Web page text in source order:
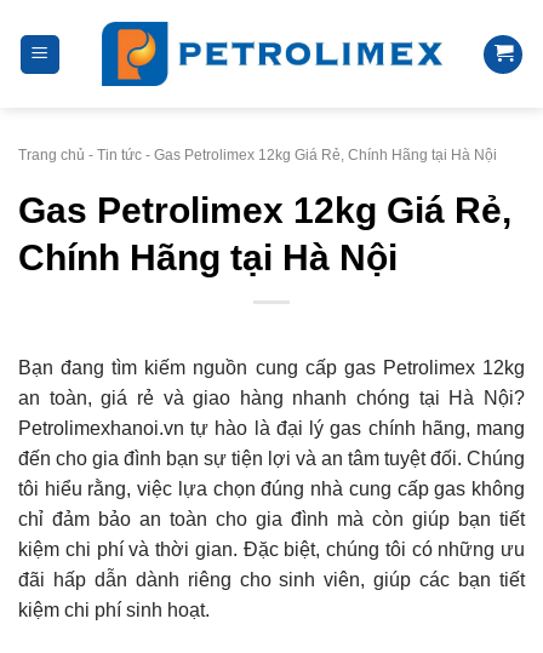
content
Trang chủ - Tin tức - Gas Petrolimex 12kg Giá Rẻ, Chính Hãng tại Hà Nội
Gas Petrolimex 12kg Giá Rẻ,
Chính Hãng tại Hà Nội
Bạn đang tìm kiếm nguồn cung cấp gas Petrolimex 12kg
an toàn, giá rẻ và giao hàng nhanh chóng tại Hà Nội?
Petrolimexhanoi.vn tự hào là đại lý gas chính hãng, mang
đến cho gia đình bạn sự tiện lợi và an tâm tuyệt đối. Chúng
tôi hiểu rằng, việc lựa chọn đúng nhà cung cấp gas không
chỉ đảm bảo an toàn cho gia đình mà còn giúp bạn tiết
kiệm chi phí và thời gian. Đặc biệt, chúng tôi có những ưu
đãi hấp dẫn dành riêng cho sinh viên, giúp các bạn tiết
kiệm chi phí sinh hoạt.